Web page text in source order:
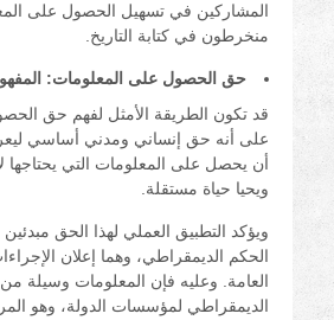
المشاركين في تسهيل الحصول على
منخرطون في كتابة التاريخ.
حق الحصول على المعلومات:
قد تكون الطريقة الأمثل لفهم حق
على أنه حق إنساني ومدني أساسي
أن يحصل على المعلومات التي يحتاجها
ويحيا حياة مستقلة.
ويؤكد التطبيق العملي لهذا الحق
الحكم الديمقراطي، وهما إعلان
العامة. وعليه فإن المعلومات وسيلة
الديمقراطي لمؤسسات الدولة، وهو